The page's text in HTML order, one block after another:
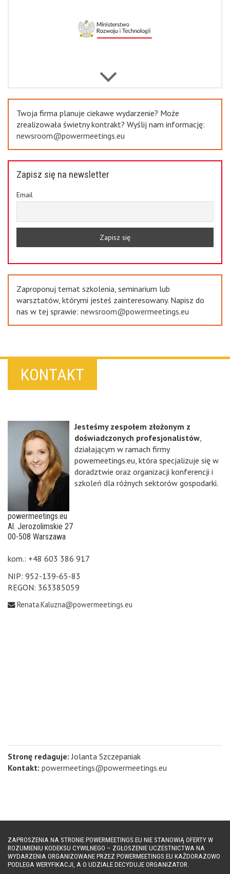
Twoja firma planuje ciekawe wydarzenie? Może
zrealizowała świetny kontrakt? Wyślij nam informację:
newsroom@powermeetings.eu
Zapisz się na newsletter
Email
Zaproponuj temat szkolenia, seminarium lub
warsztatów, którymi jesteś zainteresowany. Napisz do
nas w tej sprawie: newsroom@powermeetings.eu
KONTAKT
Jesteśmy zespołem złożonym z
doświadczonych profesjonalistów
działającym w ramach firmy
powemeetings.eu, która specjalizuje się w
doradztwie oraz organizacji konferencji i
szkoleń dla różnych sektorów gospodarki.
powermeetings.eu
Al. Jerozolimskie 27
00-508 Warszawa
kom.: +48 603 386 917
NIP: 952-139-65-83
REGON: 363385059
Renata.Kaluzna@powermeetings.eu
Stronę redaguje: Jolanta Szczepaniak
Kontakt: powermeetings@powermeetings.eu
ZAPROSZENIA NA STRONIE POWERMEETINGS.EU NIE STANOWIĄ OFERTY W
ROZUMIENIU KODEKSU CYWILNEGO – ZGŁOSZENIE UCZESTNICTWA NA
WYDARZENIA ORGANIZOWANE PRZEZ POWERMEETINGS.EU KAŻDORAZOWO
PODLEGA WERYFIKACJI, A O UDZIALE DECYDUJE ORGANIZATOR.